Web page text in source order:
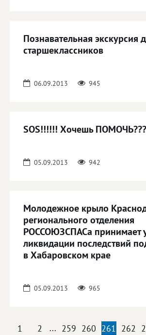
Познавательная экскурсия
старшеклассников
06.09.2013 945
SOS!!!!!! Хочешь
05.09.2013 942
Молодежное крыло
регионального отделения
РОССОЮЗСПАСа принимает
ликвидации последствий
в Хабаровском крае
05.09.2013 965
1 2 ... 259 260 261 262